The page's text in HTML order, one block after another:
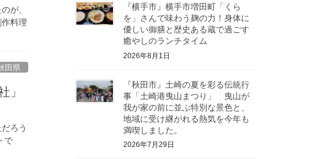
が、
料理
田県
」
ろう
で
『横手市』横手市増田町「くら
を」さんで味わう麹の力！身体に
優しい御膳と歴史ある蔵で過ごす
癒やしのランチタイム
2026年8月1日
『秋田市』土崎の夏を彩る伝統行
事「土崎港曳山まつり」 曳山が
我が家の前に並ぶ特別な景色と、
地域に受け継がれる熱気を今年も
満喫しました。
2026年7月29日